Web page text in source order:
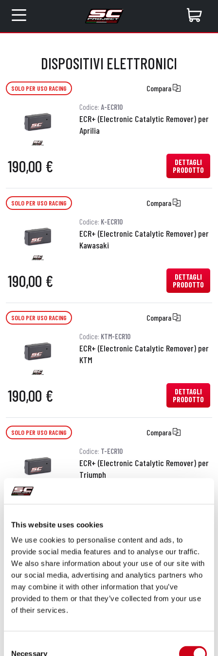
This website uses cookies
We use cookies to personalise content and ads, to
provide social media features and to analyse our traffic.
We also share information about your use of our site with
our social media, advertising and analytics partners who
may combine it with other information that you’ve
provided to them or that they’ve collected from your use
of their services.
Necessary
DISPOSITIVI ELETTRONICI
SOLO PER USO RACING Compara
Codice: A-ECR10
ECR+ (Electronic Catalytic Remover) per
Aprilia
190,00 €
DETTAGLI
PRODOTTO
SOLO PER USO RACING Compara
Codice: K-ECR10
ECR+ (Electronic Catalytic Remover) per
Kawasaki
190,00 €
DETTAGLI
PRODOTTO
SOLO PER USO RACING Compara
Codice: KTM-ECR10
ECR+ (Electronic Catalytic Remover) per
KTM
190,00 €
DETTAGLI
PRODOTTO
SOLO PER USO RACING Compara
Codice: T-ECR10
ECR+ (Electronic Catalytic Remover) per
Triumph
SOLO PER USO RACING Compara
Codice: V-ECR10
ECR+ (Electronic Catalytic Remover) per
Vespa